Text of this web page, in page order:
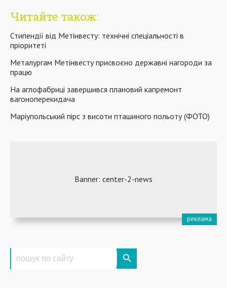
Читайте також:
Стипендії від Метінвесту: технічні спеціальності в
пріоритеті
Металургам Метінвесту присвоєно державні нагороди за
працю
На аглофабриці завершився плановий капремонт
вагоноперекидача
Маріупольський пірс з висоти пташиного польоту (ФОТО)